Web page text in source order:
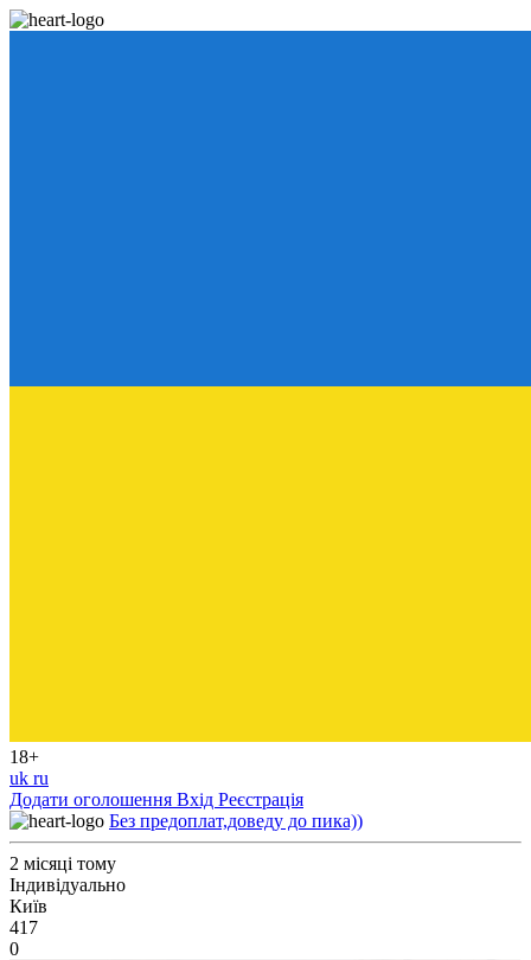
18+
uk ru
Додати оголошення Вхід Реєстрація
Без предоплат,доведу до пика))
2 місяці тому
Індивідуально
Київ
417
0